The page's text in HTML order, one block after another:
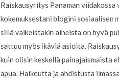
Raiskausyritys Panaman
kokemuksestani blogini sosiaalisen
sillä vaikeistakin aiheista on hyvä
sattuu myös ikäviä asioita.
kuin olisin keskellä painajaismaista
apua. Haikeutta ja ahdistusta